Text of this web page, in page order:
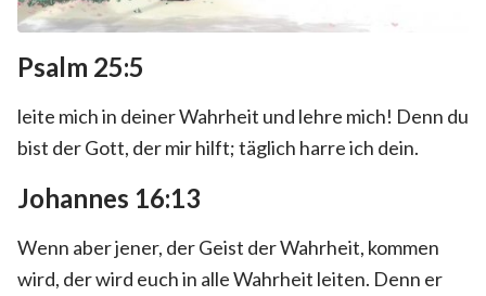
Psalm 25:5
leite mich in deiner Wahrheit und lehre mich! Denn du
bist der Gott, der mir hilft; täglich harre ich dein.
Johannes 16:13
Wenn aber jener, der Geist der Wahrheit, kommen
wird, der wird euch in alle Wahrheit leiten. Denn er